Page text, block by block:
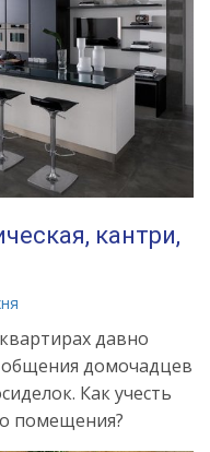
кантри,
давно
домочадцев
Как учесть
помещения?